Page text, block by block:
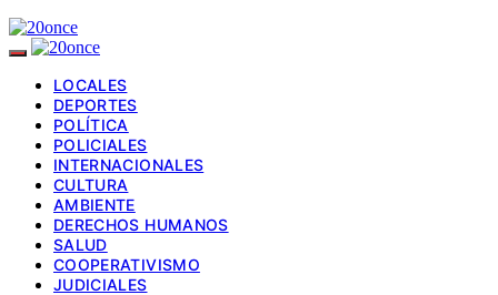
LOCALES
DEPORTES
POLÍTICA
POLICIALES
INTERNACIONALES
CULTURA
AMBIENTE
DERECHOS HUMANOS
SALUD
COOPERATIVISMO
JUDICIALES